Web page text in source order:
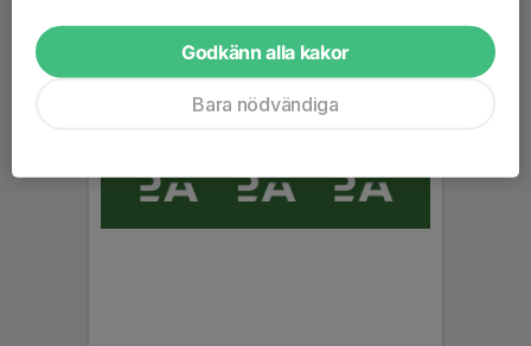
Godkänn alla kakor
Bara nödvändiga